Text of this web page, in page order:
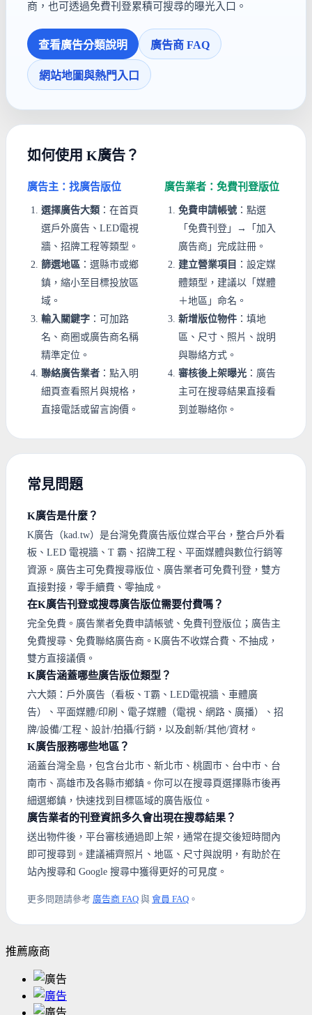
商，也可透過免費刊登累積可搜尋的曝光入口。
查看廣告分類說明 廣告商 FAQ
網站地圖與熱門入口
如何使用 K廣告？
廣告主：找廣告版位
選擇廣告大類 ：在首頁
選戶外廣告、LED電視
牆、招牌工程等類型。
篩選地區 ：選縣市或鄉
鎮，縮小至目標投放區
域。
輸入關鍵字 ：可加路
名、商圈或廣告商名稱
精準定位。
聯絡廣告業者 ：點入明
細頁查看照片與規格，
直接電話或留言詢價。
廣告業者：免費刊登版位
免費申請帳號 ：點選
「免費刊登」→「加入
廣告商」完成註冊。
建立營業項目 ：設定媒
體類型，建議以「媒體
＋地區」命名。
新增版位物件 ：填地
區、尺寸、照片、說明
與聯絡方式。
審核後上架曝光 ：廣告
主可在搜尋結果直接看
到並聯絡你。
常見問題
K廣告是什麼？
K廣告（kad.tw）是台灣免費廣告版位媒合平台，整合戶外看
板、LED 電視牆、T 霸、招牌工程、平面媒體與數位行銷等
資源。廣告主可免費搜尋版位、廣告業者可免費刊登，雙方
直接對接，零手續費、零抽成。
在K廣告刊登或搜尋廣告版位需要付費嗎？
完全免費。廣告業者免費申請帳號、免費刊登版位；廣告主
免費搜尋、免費聯絡廣告商。K廣告不收媒合費、不抽成，
雙方直接議價。
K廣告涵蓋哪些廣告版位類型？
六大類：戶外廣告（看板、T霸、LED電視牆、車體廣
告）、平面媒體/印刷、電子媒體（電視、網路、廣播）、招
牌/設備/工程、設計/拍攝/行銷，以及創新/其他/資材。
K廣告服務哪些地區？
涵蓋台灣全島，包含台北市、新北市、桃園市、台中市、台
南市、高雄市及各縣市鄉鎮。你可以在搜尋頁選擇縣市後再
細選鄉鎮，快速找到目標區域的廣告版位。
廣告業者的刊登資訊多久會出現在搜尋結果？
送出物件後，平台審核通過即上架，通常在提交後短時間內
即可搜尋到。建議補齊照片、地區、尺寸與說明，有助於在
站內搜尋和 Google 搜尋中獲得更好的可見度。
更多問題請參考 廣告商 FAQ 與 會員 FAQ 。
推薦廠商